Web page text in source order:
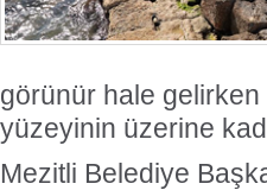
görünür hale gelirken
yüzeyinin üzerine
Mezitli Belediye